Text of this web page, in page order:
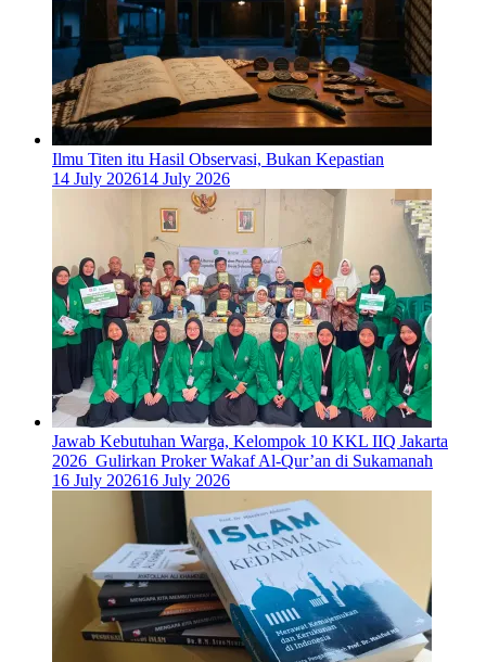
Ilmu Titen itu Hasil Observasi, Bukan Kepastian
14 July 202614 July 2026
Jawab Kebutuhan Warga, Kelompok 10 KKL IIQ Jakarta
2026 Gulirkan Proker Wakaf Al-Qur’an di Sukamanah
16 July 202616 July 2026